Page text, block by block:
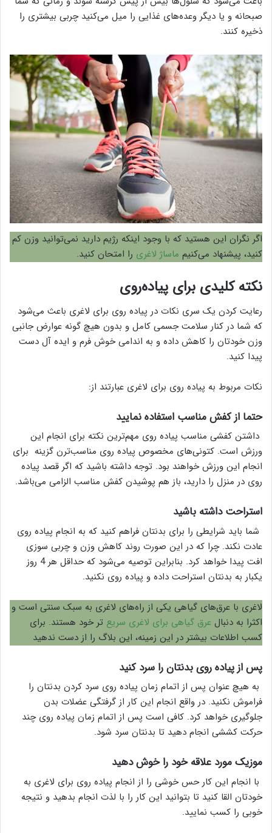
صبحانه و یا دیگر وعده‌های غذایی را میل می‌کنید چربی بیشتری را
ذخیره کنند.
اگر نگران این هستید که با وجود اینکه رژیم دارید نمی‌توانید وزن کم
کنید، پیشنهاد می‌کنیم ماساژ لاغری را امتحان کنید.
نکته کلیدی برای پیاده‌روی
رعایت کردن یک سری نکات در پیاده روی برای لاغری باعث می‌شود
که شما در کنار سلامت جسمی کامل و بدون هیچ گونه عوارض جانبی
وزن خودتان را کاهش داده و به اندامی خوش فرم و ایده آل دست
پیدا کنید.
نکات مربوط به پیاده روی برای لاغری عبارتند از:
حتما از کفش مناسب استفاده نمایید
داشتن کفشی مناسب پیاده روی مهم‌ترین نکته برای انجام این
ورزش است. کتونی‌های مخصوص پیاده روی مناسب‌ترن گزینه برای
انجام این ورزش خواهند بود. توجه داشته باشید که اگر قصد پیاده
روی در منزل را دارید، باز هم پوشیدن کفش مناسب الزامی می‌باشد.
استراحت داشته باشید
شما باید شرایطی را برای بدنتان فراهم کنید که به انجام پیاده روی
عادت نکند. چرا که در این صورت روند کاهش وزن و چربی سوزی
افت پیدا خواهد کرد. بنابراین توصیه می‌شود که حداقل هر 4 روز
یکبار به بدنتان استراحت داده و پیاده روی نکنید.
لاغری با عرق‌های گیاهی یکی از راه‌های لاغری به سبک سنتی است و
اکثرا به دنبال عرق گیاهی برای لاغری سریع‌ تر خود هستند. برای
کسب اطلاعات بیشتر در این زمینه، این بلاگ را از دست ندهید
پس از پیاده روی بدنتان را سرد کنید
به هیچ عنوان پس از اتمام زمان پیاده روی سرد کردن بدنتان را
فراموش نکنید. در واقع انجام این کار از گرفتگی عضلات بدن
جلوگیری خواهد کرد. کافی است پس از اتمام زمان پیاده روی چند
حرکت کششی انجام دهید تا بدنتان سرد شود.
موزیک مورد علاقه خود را خوش دهید
با انجام این کار حس خوشی را از انجام پیاده روی برای لاغری به
خودتان القا کنید تا بتوانید این کار را با لذت انجام بدهید و نتیجه
خوبی را کسب نمایید.